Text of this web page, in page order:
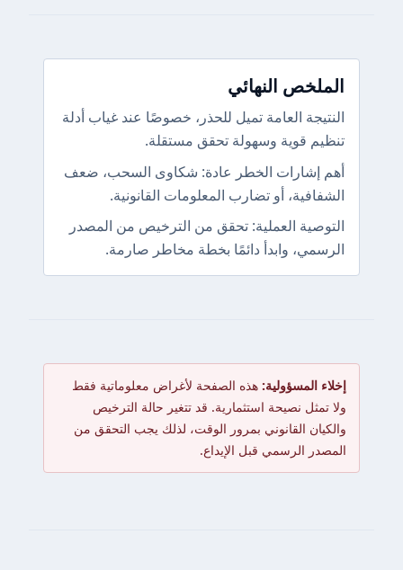
الملخص النهائي
النتيجة العامة تميل للحذر، خصوصًا عند غياب أدلة
تنظيم قوية وسهولة تحقق مستقلة.
أهم إشارات الخطر عادة: شكاوى السحب، ضعف
الشفافية، أو تضارب المعلومات القانونية.
التوصية العملية: تحقق من الترخيص من المصدر
الرسمي، وابدأ دائمًا بخطة مخاطر صارمة.
إخلاء المسؤولية: هذه الصفحة لأغراض معلوماتية فقط
ولا تمثل نصيحة استثمارية. قد تتغير حالة الترخيص
والكيان القانوني بمرور الوقت، لذلك يجب التحقق من
المصدر الرسمي قبل الإيداع.